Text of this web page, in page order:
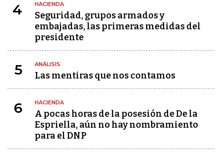
4 HACIENDA
Seguridad, grupos armados y
embajadas, las primeras medidas del
presidente
5 ANÁLISIS
Las mentiras que nos contamos
6 HACIENDA
A pocas horas de la posesión de De la
Espriella, aún no hay nombramiento
para el DNP